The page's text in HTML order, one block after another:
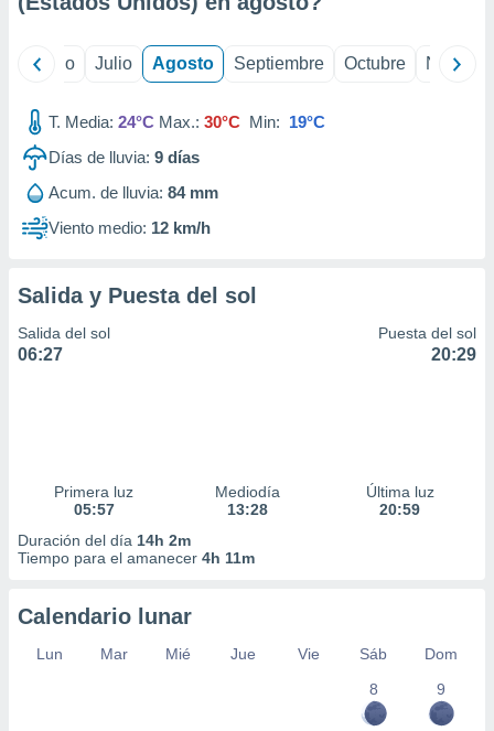
mediante
publicidad
publicidad
1199
Junio Julio Agosto Septiembre Octubre
T. Media: 24°C Max.: 30°C Min: 19°C
Días de lluvia: 9 días
Acum. de lluvia: 84 mm
Viento medio: 12 km/h
Salida y Puesta del sol
Salida del sol
06:27
Puesta del sol
20:29
Primera luz
05:57
Mediodía
13:28
Última luz
20:59
Duración del día 14h 2m
Tiempo para el amanecer 4h 11m
Calendario lunar
Lun Mar Mié Jue Vie Sáb
Dom
8
9